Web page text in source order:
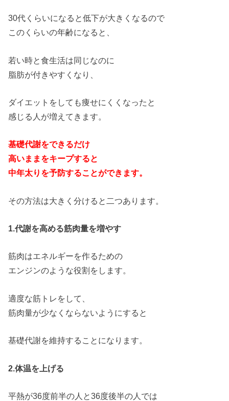
30代くらいになると低下が大きくなるので
このくらいの年齢になると、
若い時と食生活は同じなのに
脂肪が付きやすくなり、
ダイエットをしても痩せにくくなったと
感じる人が増えてきます。
基礎代謝をできるだけ
高いままをキープすると
中年太りを予防することができます。
その方法は大きく分けると二つあります。
1.代謝を高める筋肉量を増やす
筋肉はエネルギーを作るための
エンジンのような役割をします。
適度な筋トレをして、
筋肉量が少なくならないようにすると
基礎代謝を維持することになります。
2.体温を上げる
平熱が36度前半の人と36度後半の人では